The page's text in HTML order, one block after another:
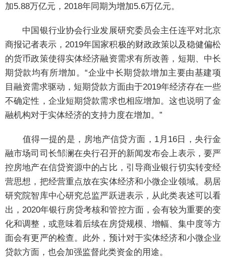
加5.88万亿元，2018年同期为增加5.6万亿元。
中国银行业协会行业发展研究委员会主任连平对北京
商报记者表示，2019年国家积极的财政政策以及稳健偏松
的货币政策使得实体经济融资需求有所改善，短期、中长
期贷款均有所增加。“企业中长期贷款增加主要由基建项
目融资需求驱动，短期贷款方面由于2019年经济存在一些
不确定性，企业短期贷款需求也相应增加。这也说明了金
融机构对于实体经济的支持力度在增加。”
值得一提的是，房地产信贷方面，1月16日，央行金
融市场司司长邹澜在央行召开的新闻发布会上表示，要严
控房地产在信贷资源中的占比，引导商业银行切实转变经
营思想，把经营重点放在实体经济和小微企业领域。易居
研究院智库中心研究总监严跃进表示，从此类表述可以看
出，2020年银行房贷考核和管控方面，会有较为重要的变
化和调整，或意味着后续在房贷规模、增幅、集中度等方
面会有更严的检查。此外，预计对于实体经济和小微企业
贷款方面，也会加强监督此类资金的用途。